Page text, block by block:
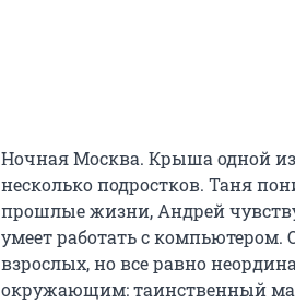
Ночная Москва. Крыша одной
несколько подростков. Таня
прошлые жизни, Андрей
умеет работать с
взрослых, но все равно
окружающим: таинственный